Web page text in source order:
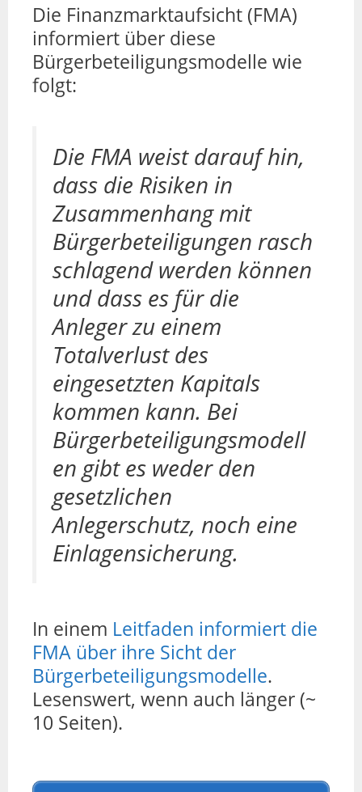
Die Finanzmarktaufsicht (FMA)
informiert über diese
Bürgerbeteiligungsmodelle wie
folgt:
Die FMA weist darauf hin,
dass die Risiken in
Zusammenhang mit
Bürgerbeteiligungen rasch
schlagend werden können
und dass es für die
Anleger zu einem
Totalverlust des
eingesetzten Kapitals
kommen kann. Bei
Bürgerbeteiligungsmodell
en gibt es weder den
gesetzlichen
Anlegerschutz, noch eine
Einlagensicherung.
In einem Leitfaden informiert die
FMA über ihre Sicht der
Bürgerbeteiligungsmodelle.
Lesenswert, wenn auch länger (~
10 Seiten).